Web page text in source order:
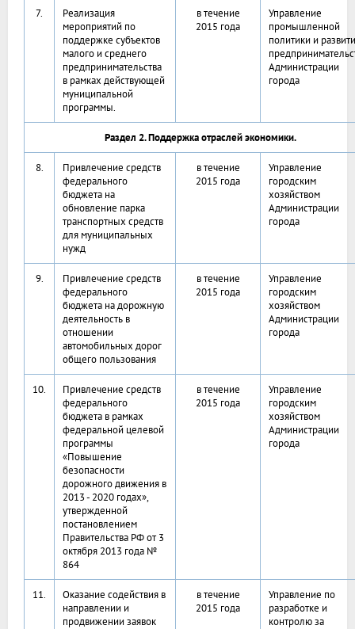
7.
Реализация
мероприятий по
поддержке субъектов
малого и среднего
предпринимательства
в рамках действующей
муниципальной
программы.
в течение
2015 года
Управление
промышленной
политики и
Администрации
города
Раздел 2. Поддержка отраслей экономики.
8.
Привлечение средств
федерального
бюджета на
обновление парка
транспортных средств
для муниципальных
нужд
в течение
2015 года
Управление
городским
хозяйством
Администрации
города
9.
Привлечение средств
федерального
бюджета на дорожную
деятельность в
отношении
автомобильных дорог
общего пользования
в течение
2015 года
Управление
городским
хозяйством
Администрации
города
10.
Привлечение средств
федерального
бюджета в рамках
федеральной целевой
программы
«Повышение
безопасности
дорожного движения в
2013 - 2020 годах»,
утвержденной
постановлением
Правительства РФ от 3
октября 2013 года №
864
в течение
2015 года
Управление
городским
хозяйством
Администрации
города
11.
Оказание содействия в
направлении и
продвижении заявок
в течение
2015 года
Управление по
разработке и
контролю за